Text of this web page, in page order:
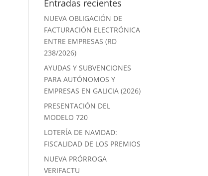
Entradas recientes
NUEVA OBLIGACIÓN DE
FACTURACIÓN ELECTRÓNICA
ENTRE EMPRESAS (RD
238/2026)
AYUDAS Y SUBVENCIONES
PARA AUTÓNOMOS Y
EMPRESAS EN GALICIA (2026)
PRESENTACIÓN DEL
MODELO 720
LOTERÍA DE NAVIDAD:
FISCALIDAD DE LOS PREMIOS
NUEVA PRÓRROGA
VERIFACTU